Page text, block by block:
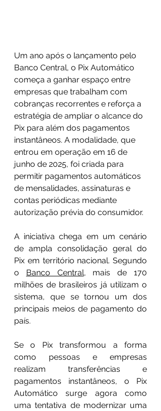
Um ano após o lançamento pelo
Banco Central, o Pix Automático
começa a ganhar espaço entre
empresas que trabalham com
cobranças recorrentes e reforça a
estratégia de ampliar o alcance do
Pix para além dos pagamentos
instantâneos. A modalidade, que
entrou em operação em 16 de
junho de 2025, foi criada para
permitir pagamentos automáticos
de mensalidades, assinaturas e
contas periódicas mediante
autorização prévia do consumidor.
A iniciativa chega em um cenário
de ampla consolidação geral do
Pix em território nacional. Segundo
o Banco Central, mais de 170
milhões de brasileiros já utilizam o
sistema, que se tornou um dos
principais meios de pagamento do
país.
Se o Pix transformou a forma
como pessoas e empresas
realizam transferências e
pagamentos instantâneos, o Pix
Automático surge agora como
uma tentativa de modernizar uma